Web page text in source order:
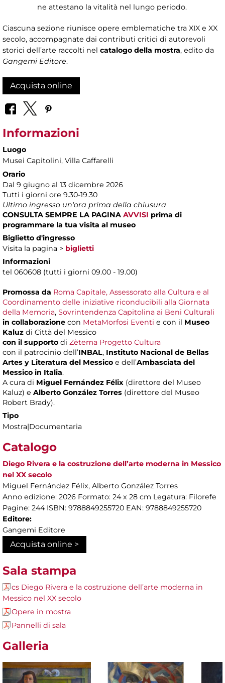
ne attestano la vitalità nel lungo periodo.
Ciascuna sezione riunisce opere emblematiche tra XIX e XX
secolo, accompagnate dai contributi critici di autorevoli
storici dell’arte raccolti nel catalogo della mostra, edito da
Gangemi Editore.
Acquista online
Informazioni
Luogo
Musei Capitolini, Villa Caffarelli
Orario
Dal 9 giugno al 13 dicembre 2026
Tutti i giorni ore 9.30-19.30
Ultimo ingresso un'ora prima della chiusura
CONSULTA SEMPRE LA PAGINA AVVISI prima di
programmare la tua visita al museo
Biglietto d'ingresso
Visita la pagina > biglietti
Informazioni
tel 060608 (tutti i giorni 09.00 - 19.00)
Promossa da Roma Capitale, Assessorato alla Cultura e al
Coordinamento delle iniziative riconducibili alla Giornata
della Memoria, Sovrintendenza Capitolina ai Beni Culturali
in collaborazione con MetaMorfosi Eventi e con il Museo
Kaluz di Città del Messico
con il supporto di Zètema Progetto Cultura
con il patrocinio dell’INBAL, Instituto Nacional de Bellas
Artes y Literatura del Messico e dell’Ambasciata del
Messico in Italia.
A cura di Miguel Fernández Félix (direttore del Museo
Kaluz) e Alberto González Torres (direttore del Museo
Robert Brady).
Tipo
Mostra|Documentaria
Catalogo
Diego Rivera e la costruzione dell’arte moderna in Messico
nel XX secolo
Miguel Fernández Félix, Alberto González Torres
Anno edizione: 2026 Formato: 24 x 28 cm Legatura: Filorefe
Pagine: 244 ISBN: 9788849255720 EAN: 9788849255720
Editore:
Gangemi Editore
Acquista online >
Sala stampa
cs Diego Rivera e la costruzione dell’arte moderna in
Messico nel XX secolo
Opere in mostra
Pannelli di sala
Galleria